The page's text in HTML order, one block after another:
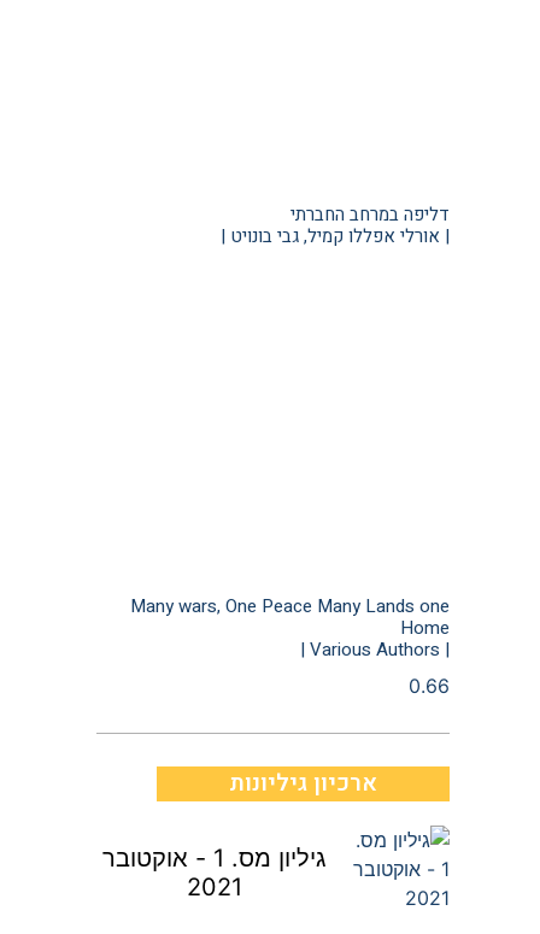
דליפה במרחב החברתי
| אורלי אפללו קמיל, גבי בונויט |
Many wars, One Peace Many Lands one
Home
| Various Authors |
ארכיון גיליונות
גיליון מס. 1 - אוקטובר
2021